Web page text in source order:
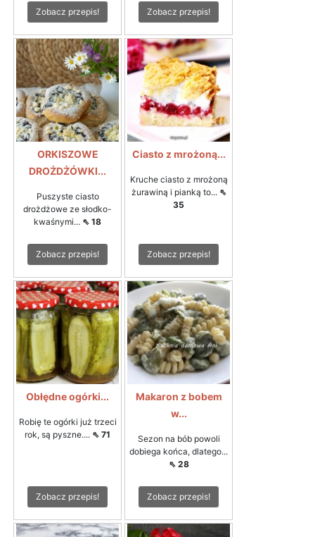
Zobacz przepis! Zobacz przepis!
ORKISZOWE
DROŻDŻÓWKI...
Puszyste ciasto
drożdżowe ze słodko-
kwaśnymi... ⇖ 18
Zobacz przepis!
Ciasto z mrożoną...
Kruche ciasto z mrożoną
żurawiną i pianką to... ⇖
35
Zobacz przepis!
Obłędne ogórki...
Robię te ogórki już trzeci
rok, są pyszne.... ⇖ 71
Zobacz przepis!
Makaron z bobem
w...
Sezon na bób powoli
dobiega końca, dlatego...
⇖ 28
Zobacz przepis!